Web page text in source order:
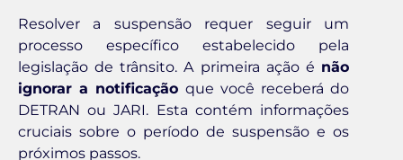
Resolver a suspensão requer seguir um
processo específico estabelecido pela
legislação de trânsito. A primeira ação é não
ignorar a notificação que você receberá do
DETRAN ou JARI. Esta contém informações
cruciais sobre o período de suspensão e os
próximos passos.